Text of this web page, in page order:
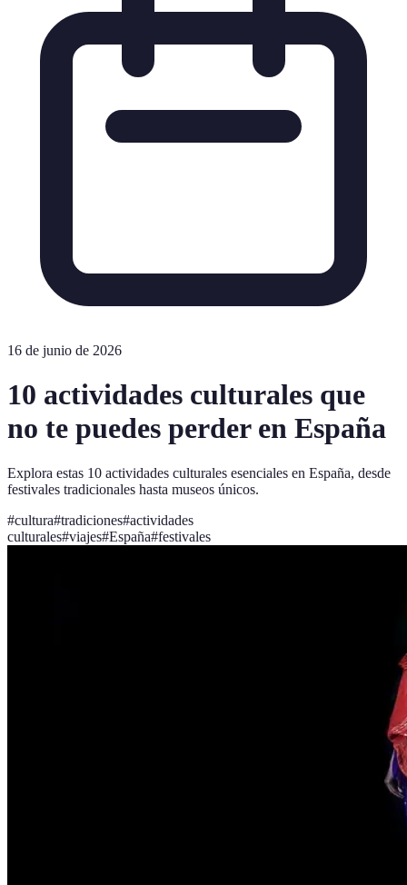
16 de junio de 2026
10 actividades culturales que
no te puedes perder en España
Explora estas 10 actividades culturales esenciales en España, desde
festivales tradicionales hasta museos únicos.
#cultura#tradiciones#actividades
culturales#viajes#España#festivales